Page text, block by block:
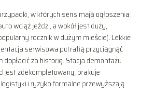
w których sens mają ogłoszenia:
wciąż jeździ, a wokół jest duży,
rocznik w dużym mieście). Lekkie
serwisowa potrafią przyciągnąć
dopłacić za historię. Stacja demontażu
jest zdekompletowany, brakuje
i ryzyko formalne przewyższają